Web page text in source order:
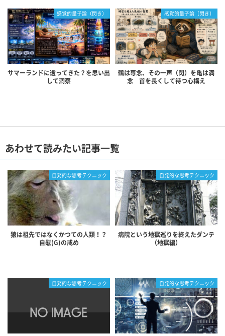
感覚的量子論（閃き）
サマーランドに逝ってきた？を思い出
して洞察
感覚的量子論（閃き）
鶴は専念、その一声（閃）を亀は満
念 首を長くして待つ心構え
あわせて読みたい記事一覧
自発的な思考テクニック
猿は祖先ではなくかつての人類！？
自慰(G)の戒め
自発的な思考テクニック
病院という地獄巡りを終えたダンテ
（地獄編）
自発的な思考テクニック 自発的な思考テクニック